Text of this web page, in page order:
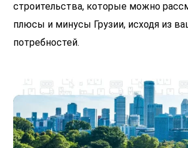
строительства, которые можно
плюсы и минусы Грузии, исходя из
потребностей.